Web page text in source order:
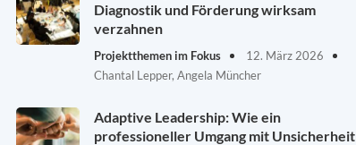
Diagnostik und Förderung wirksam
verzahnen
Projektthemen im Fokus
12. März 2026
Chantal Lepper, Angela Müncher
Adaptive Leadership: Wie ein
professioneller Umgang mit Unsicherheit